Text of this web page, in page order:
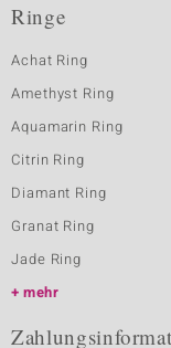
Ringe
Achat Ring
Amethyst Ring
Aquamarin Ring
Citrin Ring
Diamant Ring
Granat Ring
Jade Ring
mehr